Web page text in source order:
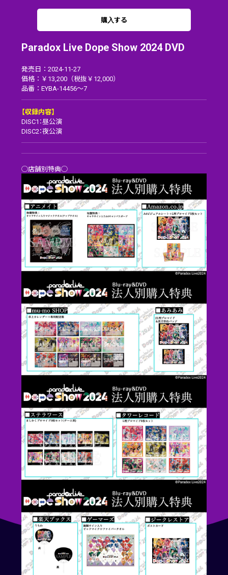
購入する
Paradox Live Dope Show 2024 DVD
発売日：2024-11-27
価格：￥13,200（税抜￥12,000）
品番：EYBA-14456～7
【収録内容】
DISC1：昼公演
DISC2：夜公演
◯店舗別特典◯